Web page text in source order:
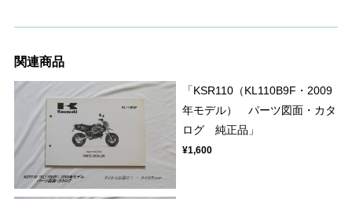
関連商品
「KSR110（KL110B9F・2009
年モデル） パーツ図面・カタ
ログ 純正品」
¥1,600